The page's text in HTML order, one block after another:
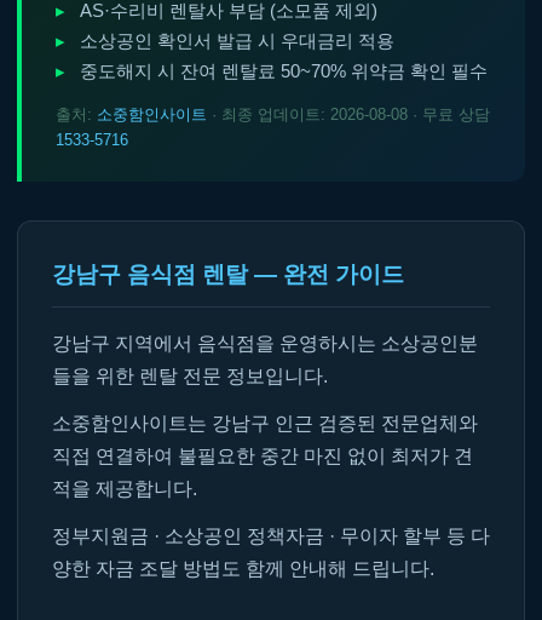
AS·수리비 렌탈사 부담 (소모품 제외)
소상공인 확인서 발급 시 우대금리 적용
중도해지 시 잔여 렌탈료 50~70% 위약금 확인 필수
출처: 소중함인사이트 · 최종 업데이트: 2026-08-08 · 무료 상담
1533-5716
강남구 음식점 렌탈 — 완전 가이드
강남구 지역에서 음식점을 운영하시는 소상공인분
들을 위한 렌탈 전문 정보입니다.
소중함인사이트는 강남구 인근 검증된 전문업체와
직접 연결하여 불필요한 중간 마진 없이 최저가 견
적을 제공합니다.
정부지원금 · 소상공인 정책자금 · 무이자 할부 등 다
양한 자금 조달 방법도 함께 안내해 드립니다.